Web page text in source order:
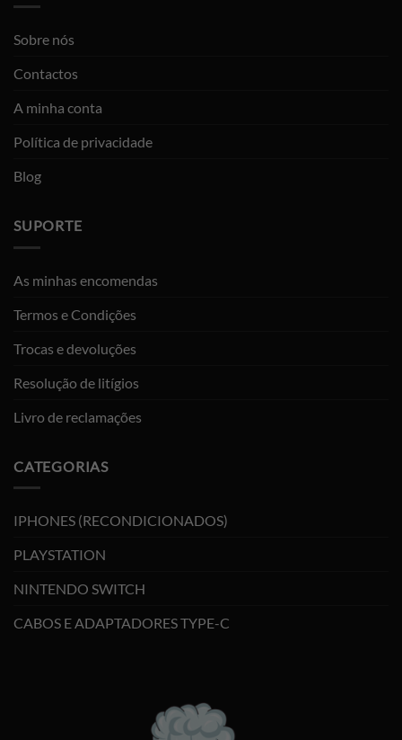
Sobre nós
Contactos
A minha conta
Política de privacidade
Blog
SUPORTE
As minhas encomendas
Termos e Condições
Trocas e devoluções
Resolução de litígios
Livro de reclamações
CATEGORIAS
IPHONES (RECONDICIONADOS)
PLAYSTATION
NINTENDO SWITCH
CABOS E ADAPTADORES TYPE-C